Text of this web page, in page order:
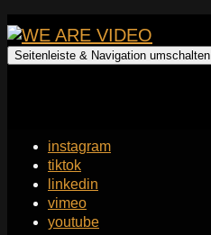
Seitenleiste & Navigation umschalten
instagram
tiktok
linkedin
vimeo
youtube